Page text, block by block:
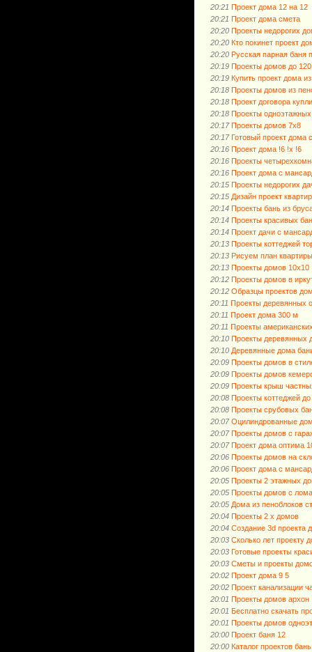
20:21 Проект дома 12 на 12
20:21 Проект дома смета
20:20 Проекты недорогих
20:20 Кто покинет проект
20:20 Русская парная баня
20:19 Проекты домов до
20:19 Купить проект дома
20:18 Проекты домов из
20:18 Проект договора
20:18 Проекты
20:17 Проекты домов 7х8
20:17 Готовый проект дома
20:16 Проект дома !6 !х !6
20:16 Проекты
20:16 Проект дома с
20:15 Проекты недорогих
20:15 Дизайн проект
20:14 Проекты бань из
20:14 Проекты красивых
20:14 Проект дачи с
20:13 Проекты коттеджей
20:13 Рисуем план квартиры
20:13 Проекты домов 10х10
20:12 Проекты домов в
20:12 Образцы проектов
20:11 Проекты деревянных
20:11 Проект дома 300 м
20:11 Проекты
20:10 Проекты деревянных
20:10 Деревянные дома
20:09 Проекты домов в
20:09 Проекты домов
20:09 Проекты крыш
20:08 Проекты коттеджей
20:08 Проекты срубовых
20:07 Оцилиндрованные
20:07 Проекты домов с
20:07 Проект дома оптима
20:06 Проекты домов на
20:06 Проект дома с
20:05 Проекты 2 этажных
20:05 Проекты домов с
20:05 Дома из пеноблоков
20:04 Проекты 2 х домов
20:04 Создание 3d проекта
20:03 Сколько лет проекту
20:03 Готовые проекты
20:03 Сметы и проекты
20:02 Проект дома 9 5
20:02 Проект канализации
20:01 Проекты домов архон
20:01 Бесплатно скачать
20:01 Проекты домов
20:00 Проект баня 12
20:00 Каталог проектов бань